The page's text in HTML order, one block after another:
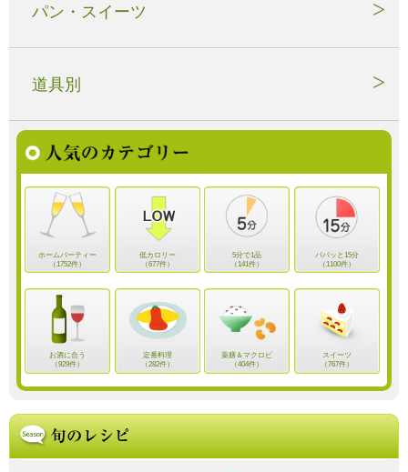
パン・スイーツ
道具別
ホームパーティー
（1752件）
低カロリー
（677件）
5分で1品
（141件）
パパッと15分
（1100件）
お酒に合う
（929件）
定番料理
（282件）
薬膳＆マクロビ
（404件）
スイーツ
（767件）